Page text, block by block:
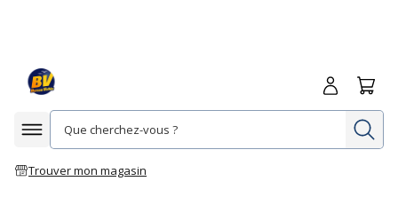
Afficher la navigation
Trouver mon magasin
Me